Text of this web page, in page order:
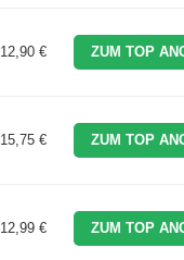
12,90 € ZUM TOP
15,75 € ZUM TOP
12,99 € ZUM TOP